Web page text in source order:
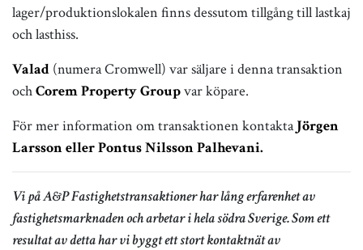
lager/produktionslokalen finns dessutom tillgång till lastkaj
och lasthiss.
Valad (numera Cromwell) var säljare i denna transaktion
ochCorem Property Groupvar köpare.
För mer information om transaktionen kontaktaJörgen
Larsson eller Pontus Nilsson Palhevani.
Vi på A&P Fastighetstransaktioner har lång erfarenhet av
fastighetsmarknaden och arbetar i hela södra Sverige. Som ett
resultat av detta har vi byggt ett stort kontaktnät av